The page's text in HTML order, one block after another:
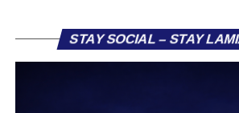
STAY SOCIAL – STAY